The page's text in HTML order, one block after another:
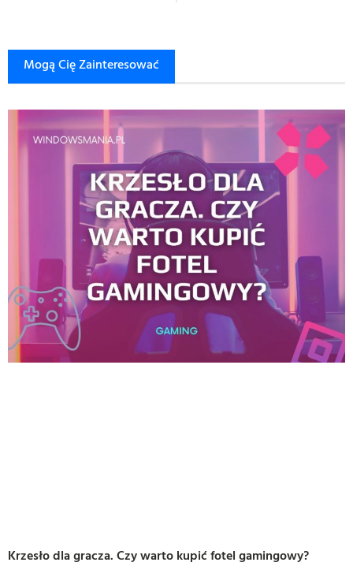
Mogą Cię Zainteresować
Krzesło dla gracza. Czy warto kupić fotel gamingowy?